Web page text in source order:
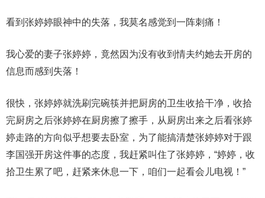
看到张婷婷眼神中的失落，我莫名感觉到一阵刺痛！
我心爱的妻子张婷婷，竟然因为没有收到情夫约她去开房的
信息而感到失落！
很快，张婷婷就洗刷完碗筷并把厨房的卫生收拾干净，收拾
完厨房之后张婷婷在厨房擦了擦手，从厨房出来之后看张婷
婷走路的方向似乎想要去卧室，为了能搞清楚张婷婷对于跟
李国强开房这件事的态度，我赶紧叫住了张婷婷，“婷婷，收
拾卫生累了吧，赶紧来休息一下，咱们一起看会儿电视！”